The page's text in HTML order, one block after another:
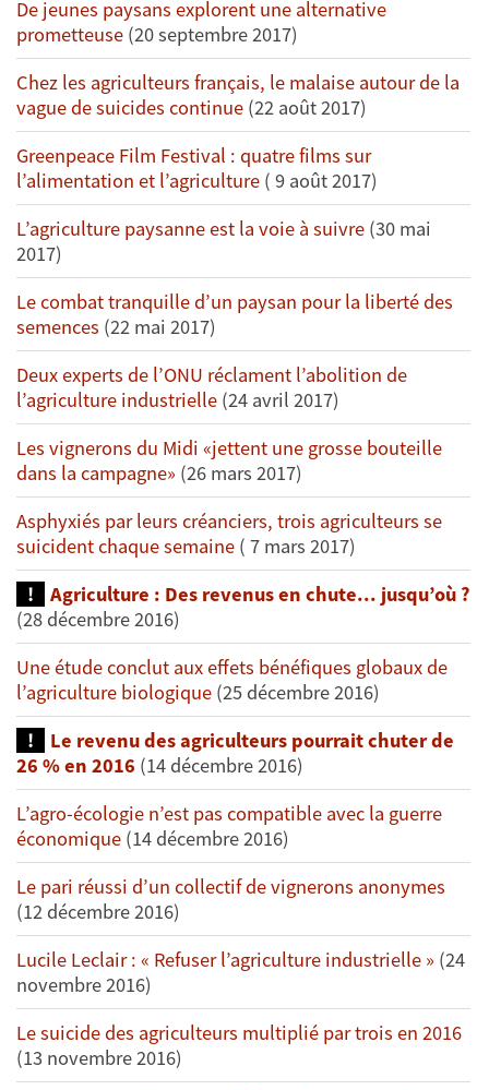
De jeunes paysans explorent une alternative
prometteuse (20 septembre 2017)
Chez les agriculteurs français, le malaise autour de la
vague de suicides continue (22 août 2017)
Greenpeace Film Festival : quatre films sur
l’alimentation et l’agriculture ( 9 août 2017)
L’agriculture paysanne est la voie à suivre (30 mai
2017)
Le combat tranquille d’un paysan pour la liberté des
semences (22 mai 2017)
Deux experts de l’ONU réclament l’abolition de
l’agriculture industrielle (24 avril 2017)
Les vignerons du Midi «jettent une grosse bouteille
dans la campagne» (26 mars 2017)
Asphyxiés par leurs créanciers, trois agriculteurs se
suicident chaque semaine ( 7 mars 2017)
Agriculture : Des revenus en chute... jusqu’où ?
(28 décembre 2016)
Une étude conclut aux effets bénéfiques globaux de
l’agriculture biologique (25 décembre 2016)
Le revenu des agriculteurs pourrait chuter de
26 % en 2016 (14 décembre 2016)
L’agro-écologie n’est pas compatible avec la guerre
économique (14 décembre 2016)
Le pari réussi d’un collectif de vignerons anonymes
(12 décembre 2016)
Lucile Leclair : « Refuser l’agriculture industrielle » (24
novembre 2016)
Le suicide des agriculteurs multiplié par trois en 2016
(13 novembre 2016)